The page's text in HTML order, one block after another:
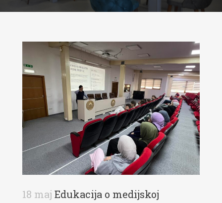
18 maj Edukacija o medijskoj